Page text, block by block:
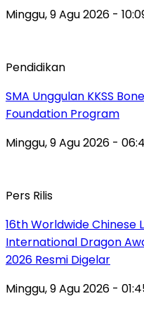
Minggu, 9 Agu 2026 -
Pendidikan
SMA Unggulan KKSS
Foundation Program
Minggu, 9 Agu 2026 -
Pers Rilis
16th Worldwide Chinese
International Dragon
2026 Resmi Digelar
Minggu, 9 Agu 2026 -